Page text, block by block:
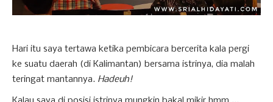
Hari itu saya tertawa ketika pembicara bercerita kala pergi
ke suatu daerah (di Kalimantan) bersama istrinya, dia malah
teringat mantannya. Hadeuh!